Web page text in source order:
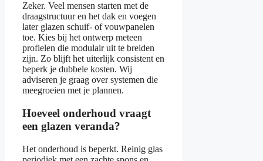
Zeker. Veel mensen starten met de
draagstructuur en het dak en voegen
later glazen schuif- of vouwpanelen
toe. Kies bij het ontwerp meteen
profielen die modulair uit te breiden
zijn. Zo blijft het uiterlijk consistent en
beperk je dubbele kosten. Wij
adviseren je graag over systemen die
meegroeien met je plannen.
Hoeveel onderhoud vraagt
een glazen veranda?
Het onderhoud is beperkt. Reinig glas